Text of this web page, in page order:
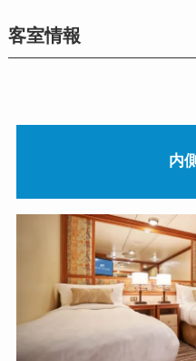
客室情報
内側